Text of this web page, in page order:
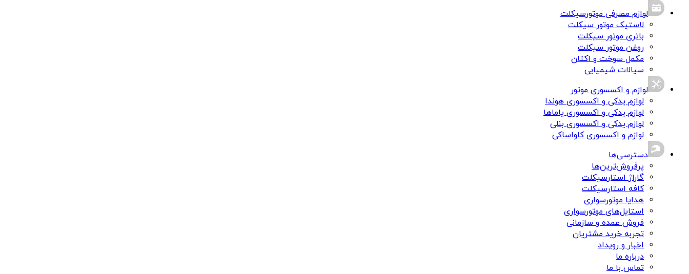
لوازم مصرفی موتورسیکلت
لاستیک موتور سیکلت
باتری موتور سیکلت
روغن موتور سیکلت
مکمل سوخت و اکتان
سیالات شیمیایی
لوازم و اکسسوری موتور
لوازم یدکی و اکسسوری هوندا
لوازم یدکی و اکسسوری یاماها
لوازم یدکی و اکسسوری بنلی
لوازم و اکسسوری کاواساکی
دسترسی‌ها
پرفروش‌ترین‌ها
گاراژ استارسیکلت
کافه استارسیکلت
هدایا موتورسواری
استایل‌های موتورسواری
فروش عمده و سازمانی
تجربه خرید مشتریان
اخبار و رویداد
درباره ما
تماس با ما